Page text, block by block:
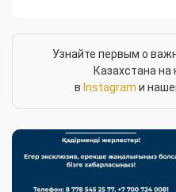
Узнайте первым о
Казахстана
в Instagram и